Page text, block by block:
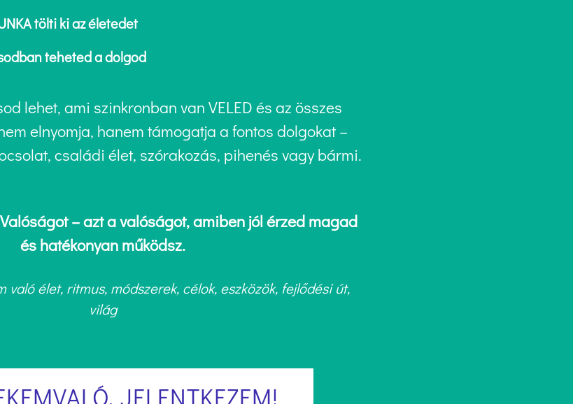
tölti ki az életedet
teheted a dolgod
lehet, ami szinkronban van VELED és az összes
elnyomja, hanem támogatja a fontos dolgokat –
családi élet, szórakozás, pihenés vagy bármi.
– azt a valóságot, amiben jól érzed magad
és hatékonyan működsz.
való élet, ritmus, módszerek, célok, eszközök, fejlődési út,
világ
JELENTKEZEM!